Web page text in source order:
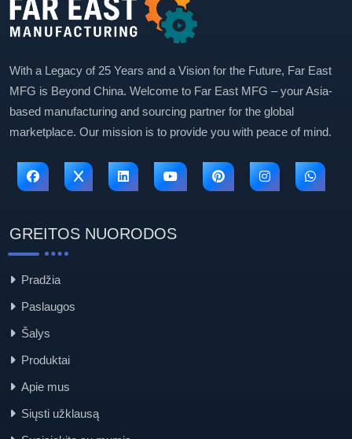
With a Legacy of 25 Years and a Vision for the Future, Far East
MFG is Beyond China. Welcome to Far East MFG – your Asia-
based manufacturing and sourcing partner for the global
marketplace. Our mission is to provide you with peace of mind.
GREITOS NUORODOS
Pradžia
Paslaugos
Šalys
Produktai
Apie mus
Siųsti užklausą